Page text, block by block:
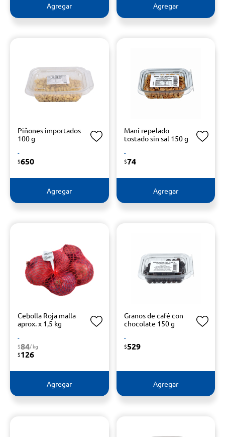
Agregar Agregar
Piñones importados
100 g
-
$650
Agregar
Maní repelado
tostado sin sal 150 g
-
$74
Agregar
Cebolla Roja malla
aprox. x 1,5 kg
-
$84/ kg
$126
Agregar
Granos de café con
chocolate 150 g
-
$529
Agregar